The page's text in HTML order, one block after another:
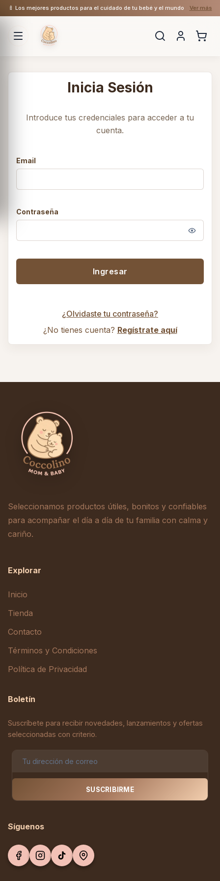
🍼 Los mejores productos para el cuidado de tu bebé y el mundo Ver más
Inicia Sesión
Introduce tus credenciales para acceder a tu
cuenta.
Email
Contraseña
Ingresar
¿Olvidaste tu contraseña?
¿No tienes cuenta? Regístrate aquí
Seleccionamos productos útiles, bonitos y confiables
para acompañar el día a día de tu familia con calma y
cariño.
Explorar
Inicio
Tienda
Contacto
Términos y Condiciones
Política de Privacidad
Boletín
Suscríbete para recibir novedades, lanzamientos y ofertas
seleccionadas con criterio.
SUSCRIBIRME
Síguenos